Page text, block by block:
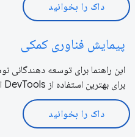
داک را بخوانید
پیمایش فناوری کمکی
این راهنما برای توسعه
برای بهترین استفاده از DevTools استفاده می کنند.
داک را بخوانید